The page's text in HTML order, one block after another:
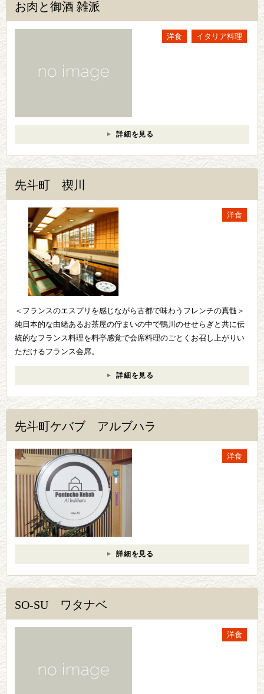
お肉と御酒 雑派
洋食 イタリア料理
詳細を見る
先斗町 禊川
洋食
＜フランスのエスプリを感じながら古都で味わうフレンチの真髄＞
純日本的な由緒あるお茶屋の佇まいの中で鴨川のせせらぎと共に伝
統的なフランス料理を料亭感覚で会席料理のごとくお召し上がりい
ただけるフランス会席。
詳細を見る
先斗町ケバブ アルブハラ
洋食
詳細を見る
SO-SU ワタナベ
洋食